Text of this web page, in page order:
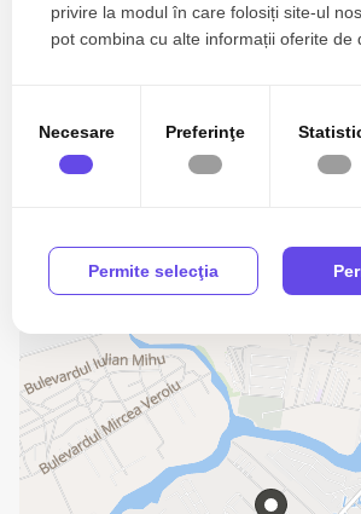
Interfon
Curte comuna
Localizare
privire la modul în care folosiți site-ul
pot combina cu alte informații oferite de
Necesare Preferinţe
Permite selecţia